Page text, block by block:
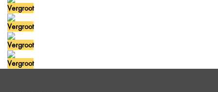
Vergroot
Vergroot
Vergroot
Vergroot